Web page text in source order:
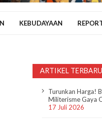
KEBUDAYAAN
ARTIKEL TERBARU
Turunkan Harga!
Militerisme Gaya
17 Juli 2026